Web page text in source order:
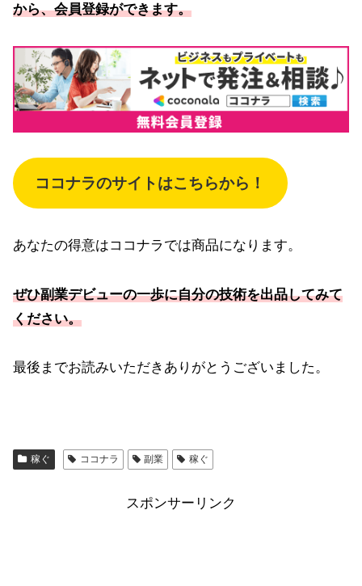
から、会員登録ができます。
ココナラのサイトはこちらから！
あなたの得意はココナラでは商品になります。
ぜひ副業デビューの一歩に自分の技術を出品してみて
ください。
最後までお読みいただきありがとうございました。
稼ぐ ココナラ 副業 稼ぐ
スポンサーリンク